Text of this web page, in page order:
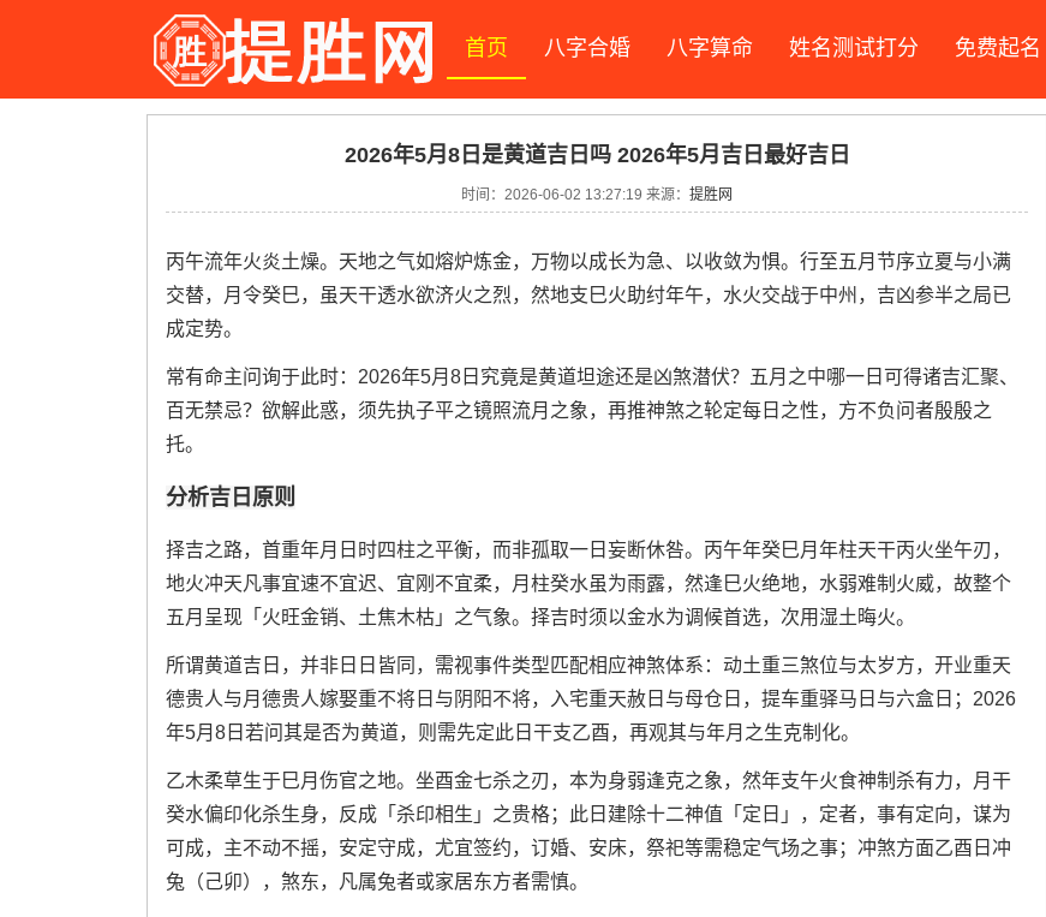
首页 八字合婚 八字算命 姓名测试打分 免费起名
2026年5月8日是黄道吉日吗 2026年5月吉日最好吉日
时间：2026-06-02 13:27:19 来源： 提胜网
丙午流年火炎土燥。天地之气如熔炉炼金，万物以成长为急、以收敛为惧。行至五月节序立夏与小满
交替，月令癸巳，虽天干透水欲济火之烈，然地支巳火助纣年午，水火交战于中州，吉凶参半之局已
成定势。
常有命主问询于此时：2026年5月8日究竟是黄道坦途还是凶煞潜伏？五月之中哪一日可得诸吉汇聚、
百无禁忌？欲解此惑，须先执子平之镜照流月之象，再推神煞之轮定每日之性，方不负问者殷殷之
托。
分析吉日原则
择吉之路，首重年月日时四柱之平衡，而非孤取一日妄断休咎。丙午年癸巳月年柱天干丙火坐午刃，
地火冲天凡事宜速不宜迟、宜刚不宜柔，月柱癸水虽为雨露，然逢巳火绝地，水弱难制火威，故整个
五月呈现「火旺金销、土焦木枯」之气象。择吉时须以金水为调候首选，次用湿土晦火。
所谓黄道吉日，并非日日皆同，需视事件类型匹配相应神煞体系：动土重三煞位与太岁方，开业重天
德贵人与月德贵人嫁娶重不将日与阴阳不将，入宅重天赦日与母仓日，提车重驿马日与六盒日；2026
年5月8日若问其是否为黄道，则需先定此日干支乙酉，再观其与年月之生克制化。
乙木柔草生于巳月伤官之地。坐酉金七杀之刃，本为身弱逢克之象，然年支午火食神制杀有力，月干
癸水偏印化杀生身，反成「杀印相生」之贵格；此日建除十二神值「定日」，定者，事有定向，谋为
可成，主不动不摇，安定守成，尤宜签约，订婚、安床，祭祀等需稳定气场之事；冲煞方面乙酉日冲
兔（己卯），煞东，凡属兔者或家居东方者需慎。